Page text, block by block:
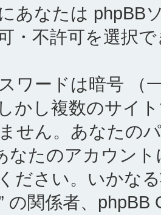
あなたは phpBB
・不許可を選択
ワードは暗号 （
かし複数のサイ
せん。あなたの
なたのアカウン
ださい。いかな
の関係者、